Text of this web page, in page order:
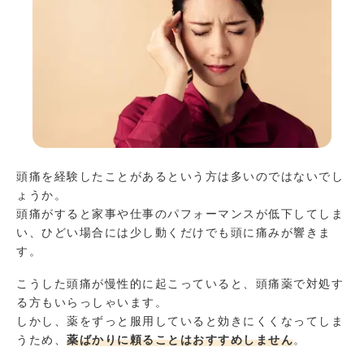
頭痛を経験したことがあるという方は多いのではないでし
ょうか。
頭痛がすると家事や仕事のパフォーマンスが低下してしま
い、ひどい場合には少し動くだけでも頭に痛みが響きま
す。
こうした頭痛が慢性的に起こっていると、頭痛薬で対処す
る方もいらっしゃいます。
しかし、薬をずっと服用していると効きにくくなってしま
うため、 薬ばかりに頼ることはおすすめしません。